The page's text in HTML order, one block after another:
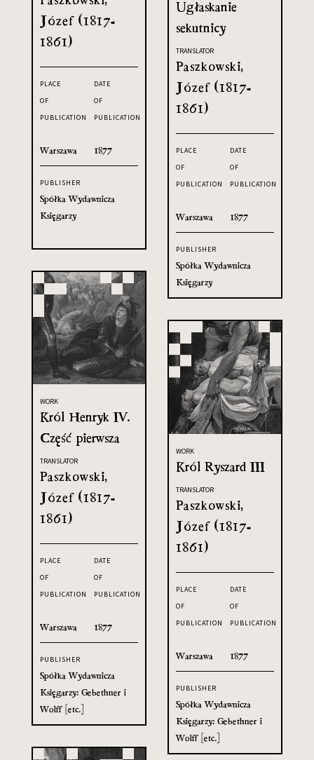
Józef (1817-
1861)
PLACE
OF
PUBLICATION
Warszawa
DATE
OF
PUBLICATION
1877
PUBLISHER
Spółka Wydawnicza
Księgarzy
Ugłaskanie
sekutnicy
TRANSLATOR
Paszkowski,
Józef (1817-
1861)
PLACE
OF
PUBLICATION
Warszawa
DATE
OF
PUBLICATION
1877
PUBLISHER
Spółka Wydawnicza
Księgarzy
WORK
Król Henryk IV.
Część pierwsza
TRANSLATOR
Paszkowski,
Józef (1817-
1861)
PLACE
OF
PUBLICATION
Warszawa
DATE
OF
PUBLICATION
1877
PUBLISHER
Spółka Wydawnicza
Księgarzy: Gebethner i
Wolff [etc.]
WORK
Król Ryszard III
TRANSLATOR
Paszkowski,
Józef (1817-
1861)
PLACE
OF
PUBLICATION
Warszawa
DATE
OF
PUBLICATION
1877
PUBLISHER
Spółka Wydawnicza
Księgarzy: Gebethner i
Wolff [etc.]